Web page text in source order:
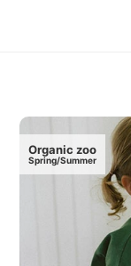
Organic zoo
Spring/Summer